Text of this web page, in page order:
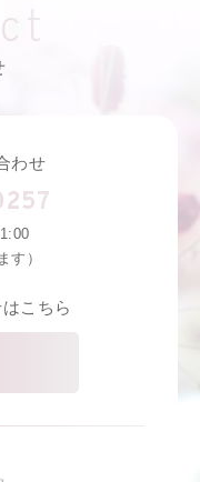
わせ
す）
こちら